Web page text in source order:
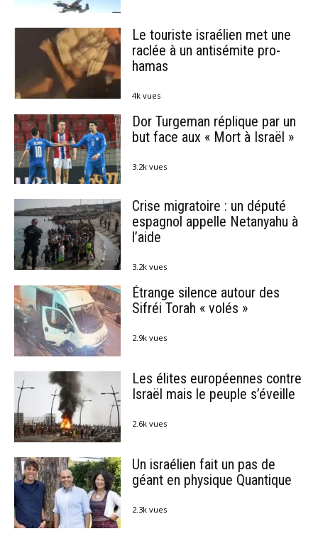
Le touriste israélien met une
raclée à un antisémite pro-
hamas
4k vues
Dor Turgeman réplique par un
but face aux « Mort à Israël »
3.2k vues
Crise migratoire : un député
espagnol appelle Netanyahu à
l’aide
3.2k vues
Étrange silence autour des
Sifréi Torah « volés »
2.9k vues
Les élites européennes contre
Israël mais le peuple s’éveille
2.6k vues
Un israélien fait un pas de
géant en physique Quantique
2.3k vues